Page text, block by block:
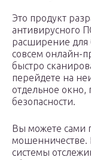
Это продукт
антивирусного
расширение для
совсем онлайн-
быстро
перейдете на
отдельное
безопасности.
Вы можете сами
мошенничестве.
системы